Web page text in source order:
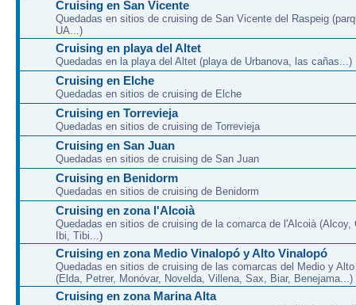
Cruising en San Vicente
Quedadas en sitios de cruising de San Vicente del Raspeig
UA...)
Cruising en playa del Altet
Quedadas en la playa del Altet (playa de Urbanova, las cañas...)
Cruising en Elche
Quedadas en sitios de cruising de Elche
Cruising en Torrevieja
Quedadas en sitios de cruising de Torrevieja
Cruising en San Juan
Quedadas en sitios de cruising de San Juan
Cruising en Benidorm
Quedadas en sitios de cruising de Benidorm
Cruising en zona l'Alcoià
Quedadas en sitios de cruising de la comarca de l'Alcoià (Alcoy,
Ibi, Tibi...)
Cruising en zona Medio Vinalopó y Alto Vinalopó
Quedadas en sitios de cruising de las comarcas del Medio y
(Elda, Petrer, Monóvar, Novelda, Villena, Sax, Biar, Benejama...)
Cruising en zona Marina Alta